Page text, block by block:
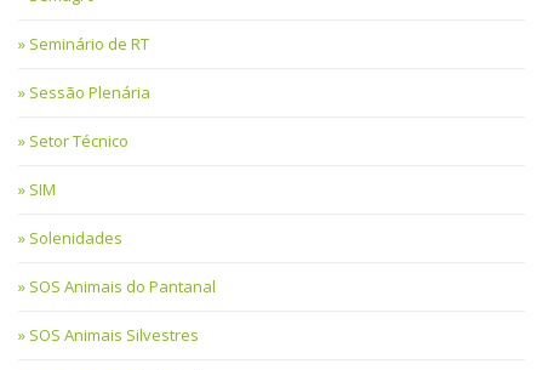
Seminário de RT
Sessão Plenária
Setor Técnico
SIM
Solenidades
SOS Animais do Pantanal
SOS Animais Silvestres